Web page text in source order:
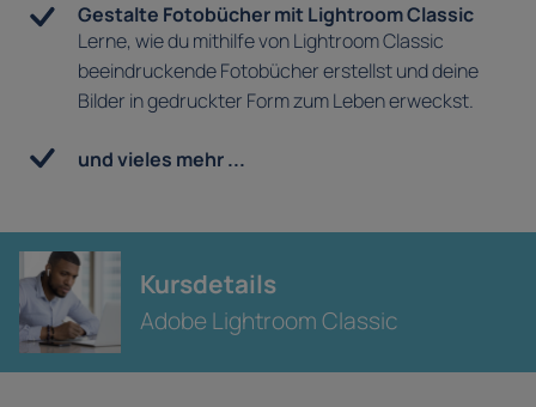
Gestalte Fotobücher mit Lightroom Classic
Lerne, wie du mithilfe von Lightroom Classic
beeindruckende Fotobücher erstellst und deine
Bilder in gedruckter Form zum Leben erweckst.
und vieles mehr ...
Kursdetails
Adobe Lightroom Classic